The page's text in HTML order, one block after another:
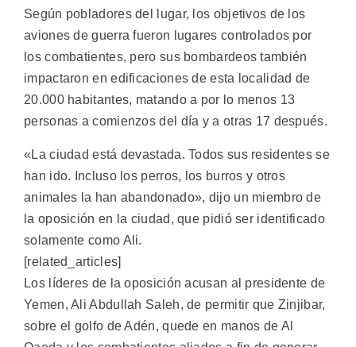
Según pobladores del lugar, los objetivos de los
aviones de guerra fueron lugares controlados por
los combatientes, pero sus bombardeos también
impactaron en edificaciones de esta localidad de
20.000 habitantes, matando a por lo menos 13
personas a comienzos del día y a otras 17 después.
«La ciudad está devastada. Todos sus residentes se
han ido. Incluso los perros, los burros y otros
animales la han abandonado», dijo un miembro de
la oposición en la ciudad, que pidió ser identificado
solamente como Ali.
[related_articles]
Los líderes de la oposición acusan al presidente de
Yemen, Ali Abdullah Saleh, de permitir que Zinjibar,
sobre el golfo de Adén, quede en manos de Al